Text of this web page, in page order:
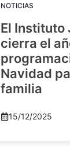
NOTICIAS
El
cierra el
Navidad
familia
15/12/2025